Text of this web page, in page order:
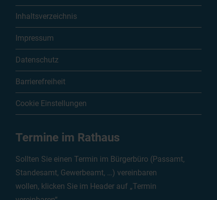
Inhaltsverzeichnis
Impressum
Datenschutz
Barrierefreiheit
Cookie Einstellungen
Termine im Rathaus
Sollten Sie einen Termin im Bürgerbüro (Passamt,
Standesamt, Gewerbeamt, …) vereinbaren
wollen, klicken Sie im Header auf „Termin